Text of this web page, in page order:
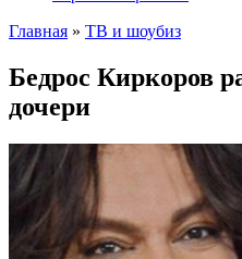
Главная » ТВ и шоубиз
Бедрос Киркоров
дочери